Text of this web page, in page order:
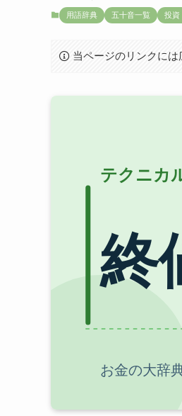
用語辞典 五十音一覧 投資
当ページのリンクには